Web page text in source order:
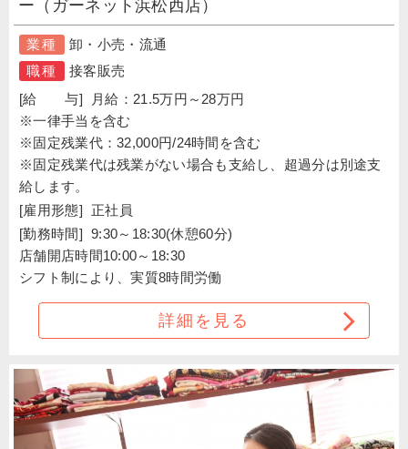
ー（ガーネット浜松西店）
業種
卸・小売・流通
職種
接客販売
[給 与]
月給：21.5万円～28万円
※一律手当を含む
※固定残業代：32,000円/24時間を含む
※固定残業代は残業がない場合も支給し、超過分は別途支
給します。
[雇用形態]
正社員
[勤務時間] 9:30～18:30(休憩60分)
店舗開店時間10:00～18:30
シフト制により、実質8時間労働
詳細を見る